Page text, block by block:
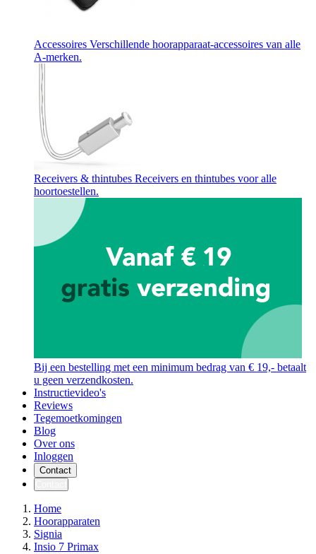
Accessoires Verschillende hoorapparaat-accessoires van alle
A-merken.
Receivers & thintubes Receivers en thintubes voor alle
hoortoestellen.
Bij een bestelling met een minimum bedrag van € 19,- betaalt
u geen verzendkosten.
Instructievideo's
Reviews
Tegemoetkomingen
Blog
Over ons
Inloggen
Contact
Home
Hoorapparaten
Signia
Insio 7 Primax